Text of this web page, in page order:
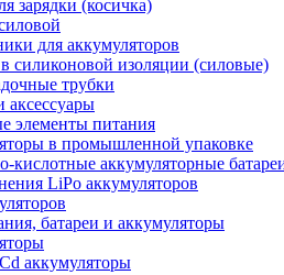
зарядки (косичка)
для аккумуляторов
силиконовой изоляции (силовые)
трубки
элементы питания
в промышленной упаковке
кислотные аккумуляторные
LiPo аккумуляторов
батареи и аккумуляторы
аккумуляторы